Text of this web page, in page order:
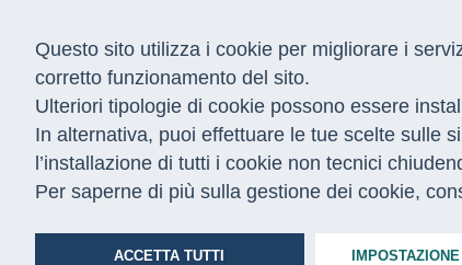
CHI SIAMO COSA
Home / Bandi / Bandi in corso
Questo sito utilizza i cookie per migliorare i
corretto funzionamento del sito.
Ulteriori tipologie di cookie possono essere
In alternativa, puoi effettuare le tue scelte sulle
l’installazione di tutti i cookie non tecnici
Per saperne di più sulla gestione dei cookie,
ACCETTA TUTTI